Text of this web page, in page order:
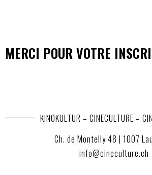
MERCI POUR VOTRE
KINOKULTUR – CINECULTURE –
Ch. de Montelly 48 | 1007
info@cineculture.ch